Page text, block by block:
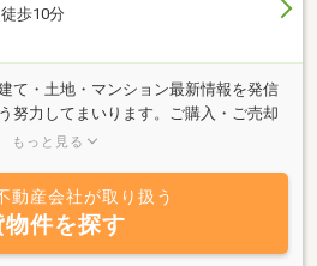
歩10分
て・土地・マンション最新情報を発信
努力してまいります。ご購入・ご売却
軽にご相談下さい。弊社ＨＰのにも多
もっと見る
動産会社が取り扱う
物件を探す